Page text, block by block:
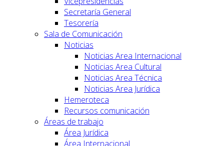
Secretaría General
Tesorería
Sala de Comunicación
Noticias
Noticias Area Internacional
Noticias Area Cultural
Noticias Area Técnica
Noticias Area Jurídica
Hemeroteca
Recursos comunicación
Áreas de trabajo
Área Jurídica
Área Internacional